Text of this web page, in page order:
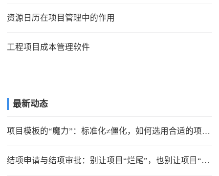
资源日历在项目管理中的作用
工程项目成本管理软件
最新动态
项目模板的“魔力”：标准化≠僵化，如何选用合适的项目模版？
结项申请与结项审批：别让项目“烂尾”，也别让项目“无限延期”